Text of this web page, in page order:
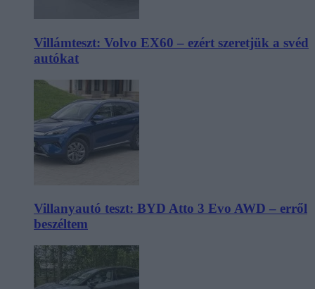
Villámteszt: Volvo EX60 – ezért szeretjük a svéd
autókat
Villanyautó teszt: BYD Atto 3 Evo AWD – erről
beszéltem